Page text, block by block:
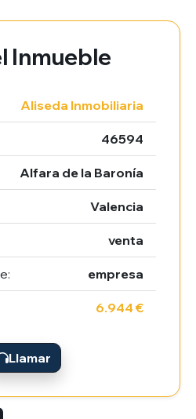
Inmueble
Aliseda Inmobiliaria
46594
Alfara de la Baronía
Valencia
venta
empresa
6.944 €
Llamar